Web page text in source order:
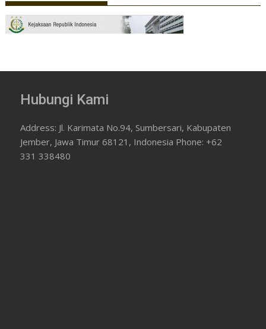
Hubungi Kami
Address: Jl. Karimata No.94, Sumbersari, Kabupaten
Jember, Jawa Timur 68121, Indonesia Phone: +62
331 338480